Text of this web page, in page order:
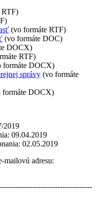
RTF)
(vo formáte RTF)
(vo formáte DOC)
DOCX)
RTF)
formáte DOCX)
správy (vo formáte
formáte DOCX)
2019
09.04.2019
02.05.2019
mailovú adresu: